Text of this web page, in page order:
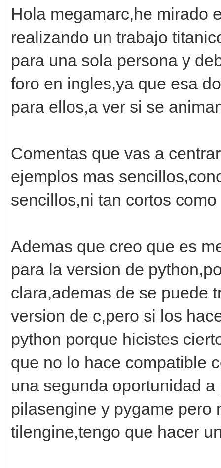
Hola megamarc,he mirado
realizando un trabajo
para una sola persona y
foro en ingles,ya que esa
para ellos,a ver si se
Comentas que vas a
ejemplos mas
sencillos,ni tan cortos
Ademas que creo que es
para la version de
clara,ademas de se puede
version de c,pero si los
python porque hicistes
que no lo hace compatible
una segunda oportunidad
pilasengine y pygame pero
tilengine,tengo que hacer